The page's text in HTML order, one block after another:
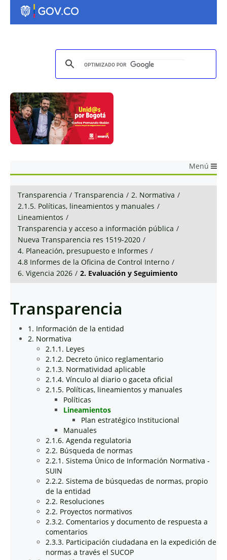
Menú
Transparencia / Transparencia / 2. Normativa /
2.1.5. Políticas, lineamientos y manuales /
Lineamientos /
Transparencia y acceso a información pública /
Nueva Transparencia res 1519-2020 /
4. Planeación, presupuesto e Informes /
4.8 Informes de la Oficina de Control Interno /
6. Vigencia 2026 / 2. Evaluación y Seguimiento
Transparencia
1. Información de la entidad
2. Normativa
2.1.1. Leyes
2.1.2. Decreto único reglamentario
2.1.3. Normatividad aplicable
2.1.4. Vínculo al diario o gaceta oficial
2.1.5. Políticas, lineamientos y manuales
Políticas
Lineamientos
Plan estratégico Institucional
Manuales
2.1.6. Agenda regulatoria
2.2. Búsqueda de normas
2.2.1. Sistema Único de Información Normativa -
SUIN
2.2.2. Sistema de búsquedas de normas, propio
de la entidad
2.2. Resoluciones
2.2. Proyectos normativos
2.3.2. Comentarios y documento de respuesta a
comentarios
2.3.3. Participación ciudadana en la expedición de
normas a través el SUCOP